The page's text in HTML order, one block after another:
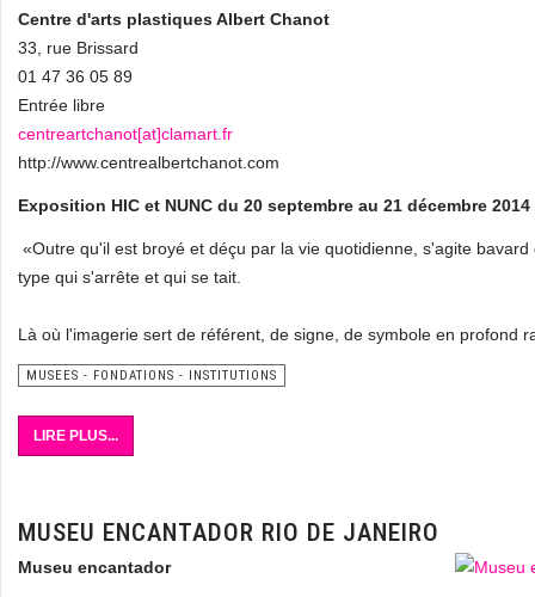
Centre d'arts plastiques Albert Chanot
33, rue Brissard
01 47 36 05 89
Entrée libre
centreartchanot[at]clamart.fr
http://www.centrealbertchanot.com
Exposition HIC et NUNC du 20 septembre au 21 décembre 2014
«Outre qu'il est broyé et déçu par la vie quotidienne, s'agite
type qui s'arrête et qui se tait.
Là où l'imagerie sert de référent, de signe, de symbole en profond
MUSEES - FONDATIONS - INSTITUTIONS
LIRE PLUS...
MUSEU ENCANTADOR RIO DE JANEIRO
Museu encantador